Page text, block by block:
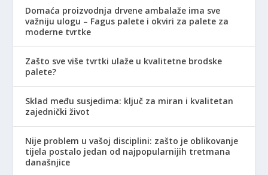
Domaća proizvodnja drvene ambalaže ima sve
važniju ulogu – Fagus palete i okviri za palete za
moderne tvrtke
Zašto sve više tvrtki ulaže u kvalitetne brodske
palete?
Sklad među susjedima: ključ za miran i kvalitetan
zajednički život
Nije problem u vašoj disciplini: zašto je oblikovanje
tijela postalo jedan od najpopularnijih tretmana
današnjice